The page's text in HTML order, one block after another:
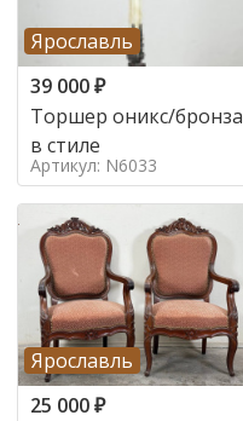
Ярославль
39 000₽
Торшер оникс/бронза
в стиле
Артикул: N6033
Ярославль
25 000₽